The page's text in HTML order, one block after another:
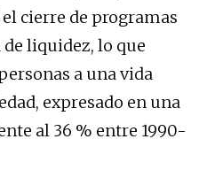
cierre de programas
de liquidez, lo que
a una vida
expresado en una
al 36 % entre 1990-